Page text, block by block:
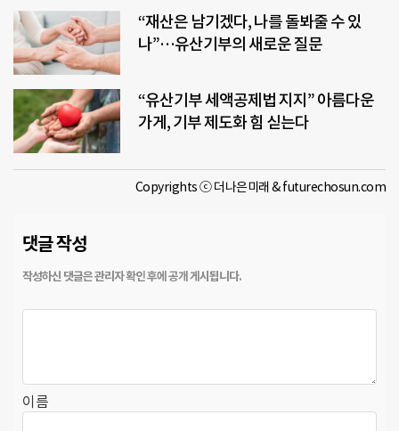
“재산은 남기겠다, 나를 돌봐줄 수 있
나”…유산기부의 새로운 질문
“유산기부 세액공제법 지지” 아름다운
가게, 기부 제도화 힘 싣는다
Copyrights ⓒ 더나은미래 & futurechosun.com
댓글 작성
이름